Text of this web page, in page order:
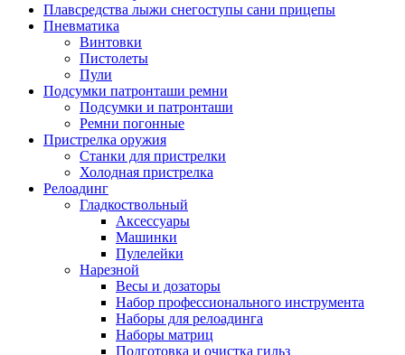
Плавсредства лыжи снегоступы сани прицепы
Пневматика
Винтовки
Пистолеты
Пули
Подсумки патронташи ремни
Подсумки и патронташи
Ремни погонные
Пристрелка оружия
Станки для пристрелки
Холодная пристрелка
Релоадинг
Гладкоствольный
Аксессуары
Машинки
Пулелейки
Нарезной
Весы и дозаторы
Набор профессионального инструмента
Наборы для релоадинга
Наборы матриц
Подготовка и очистка гильз